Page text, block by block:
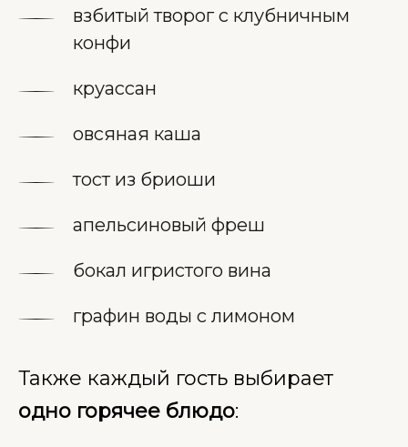
взбитый творог с клубничным
конфи
круассан
овсяная каша
тост из бриоши
апельсиновый фреш
бокал игристого вина
графин воды с лимоном
Также каждый гость выбирает
одно горячее блюдо: